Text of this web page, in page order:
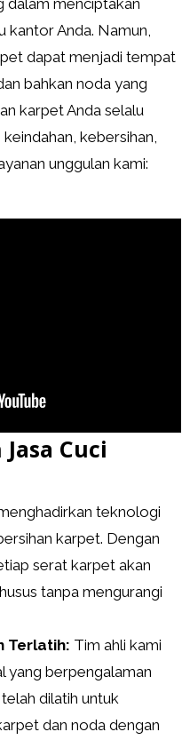
dalam menciptakan
kantor Anda. Namun,
dapat menjadi tempat
bahkan noda yang
karpet Anda selalu
kebersihan,
unggulan kami:
Cuci
teknologi
karpet. Dengan
serat karpet akan
tanpa mengurangi
Terlatih: Tim ahli kami
yang berpengalaman
dilatih untuk
dan noda dengan